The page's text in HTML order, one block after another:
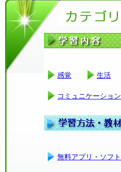
感覚 生活
コミュニケーション
無料アプリ・ソフト